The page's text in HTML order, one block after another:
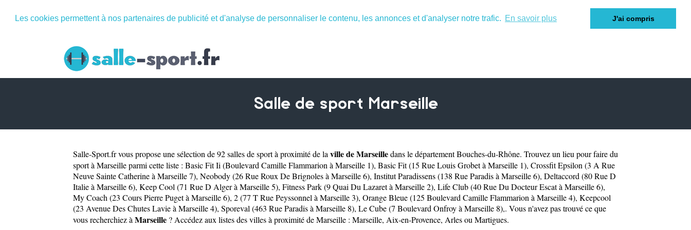
Les cookies permettent à nos partenaires de publicité et d'analyse de personnaliser le contenu, les annonces et d'analyser notre trafic. En savoir plus J'ai compris
Salle de sport Marseille
Salle-Sport.frvous propose une sélection de 92 salles de sport à proximité de la ville de Marseilledans le départementBouches-du-Rhône. Trouvez un lieu pour faire du
sport à Marseille parmi cette liste : Basic Fit Ii (Boulevard Camille Flammarion à Marseille 1), Basic Fit (15 Rue Louis Grobet à Marseille 1), Crossfit Epsilon (3 A Rue
Neuve Sainte Catherine à Marseille 7), Neobody (26 Rue Roux De Brignoles à Marseille 6), Institut Paradissens (138 Rue Paradis à Marseille 6), Deltaccord (80 Rue D
Italie à Marseille 6), Keep Cool (71 Rue D Alger à Marseille 5), Fitness Park (9 Quai Du Lazaret à Marseille 2), Life Club (40 Rue Du Docteur Escat à Marseille 6),
My Coach (23 Cours Pierre Puget à Marseille 6), 2 (77 T Rue Peyssonnel à Marseille 3), Orange Bleue (125 Boulevard Camille Flammarion à Marseille 4), Keepcool
(23 Avenue Des Chutes Lavie à Marseille 4), Sporeval (463 Rue Paradis à Marseille 8), Le Cube (7 Boulevard Onfroy à Marseille 8),. Vous n'avez pas trouvé ce que
vous recherchiez à Marseille ? Accédez aux listes des villes à proximité de Marseille : Marseille, Aix-en-Provence, Arlesou Martigues.